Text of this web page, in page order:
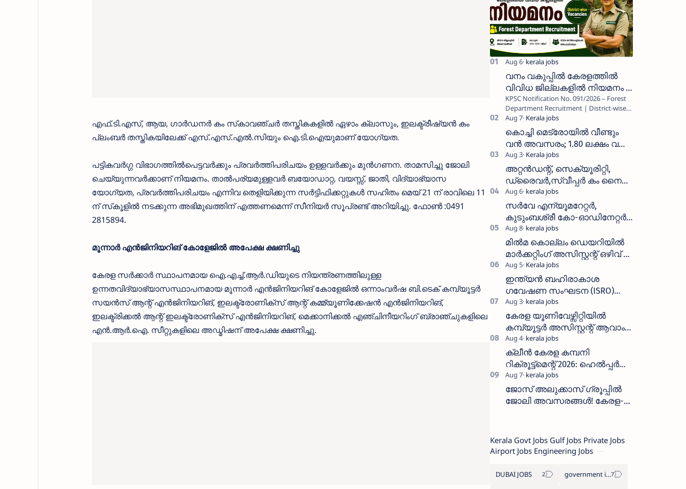
എഫ്.ടി.എസ്, ആയ, ഗാര്‍ഡനര്‍ കം സ്‌കാവഞ്ചര്‍ തസ്തികകളില്‍ ഏഴാം ക്ലാസും, ഇലക്ട്രീഷ്യന്‍ കം
പ്ലംബര്‍ തസ്തികയിലേക്ക് എസ്.എസ്.എല്‍.സിയും ഐ.ടി.ഐയുമാണ് യോഗ്യത.
പട്ടികവര്‍ഗ്ഗ വിഭാഗത്തില്‍പെട്ടവര്‍ക്കും പ്രവര്‍ത്തിപരിചയം ഉള്ളവര്‍ക്കും മുന്‍ഗണന. താമസിച്ചു ജോലി
ചെയ്യുന്നവര്‍ക്കാണ് നിയമനം. താല്‍പര്യമുള്ളവര്‍ ബയോഡാറ്റ, വയസ്സ്, ജാതി, വിദ്യാഭ്യാസ
യോഗ്യത, പ്രവര്‍ത്തിപരിചയം എന്നിവ തെളിയിക്കുന്ന സര്‍ട്ടിഫിക്കറ്റുകള്‍ സഹിതം മെയ് 21 ന് രാവിലെ 11
ന് സ്‌കൂളില്‍ നടക്കുന്ന അഭിമുഖത്തിന് എത്തണമെന്ന് സീനിയര്‍ സൂപ്രണ്ട് അറിയിച്ചു. ഫോണ്‍ :0491
2815894.
മൂന്നാർ എൻജിനിയറിങ് കോളേജിൽ അപേക്ഷ ക്ഷണിച്ചു
കേരള സർക്കാർ സ്ഥാപനമായ ഐ.എച്ച്.ആർ.ഡിയുടെ നിയന്ത്രണത്തിലുള്ള
ഉന്നതവിദ്യാഭ്യാസസ്ഥാപനമായ മൂന്നാർ എൻജിനിയറിങ് കോളേജിൽ ഒന്നാംവർഷ ബി.ടെക് കമ്പ്യൂട്ടർ
സയൻസ് ആന്റ് എൻജിനിയറിങ്, ഇലക്ട്രോണിക്‌സ് ആന്റ് കമ്മ്യൂണിക്കേഷൻ എൻജിനിയറിങ്,
ഇലക്ട്രിക്കൽ ആന്റ് ഇലക്ട്രോണിക്‌സ് എൻജിനിയറിങ്, മെക്കാനിക്കൽ എഞ്ചിനീയറിംഗ് ബ്രാഞ്ചുകളിലെ
എൻ.ആർ.ഐ. സീറ്റുകളിലെ അഡ്മിഷന് അപേക്ഷ ക്ഷണിച്ചു.
വനം വകുപ്പിൽ കേരളത്തിൽ
വിവിധ ജില്ലകളിൽ നിയമനം _
Forest Department Recruitment |
District-wise Vacancies
KPSC Notification No. 091/2026 – Forest
Department Recruitment | District-wise
Vacancies പത്തനംതിട്ട, ഇടുക്കി,
എറണാകുളം, തൃശൂർ, പാലക്കാട്…
കൊച്ചി മെട്രോയിൽ വീണ്ടും
വൻ അവസരം; 1.80 ലക്ഷം വരെ
ശമ്പളം വാങ്ങാം, യോഗ്യത
അറിയാം
അറ്റൻഡന്റ്, സെക്യൂരിറ്റി,
ഡ്രൈവർ,സ്വീപ്പർ കം നൈറ്റ്
വാച്ച്മാൻ തുടങ്ങി നിരവധി
ഒഴിവുകൾ
സർവേ എന്യൂമറേറ്റർ,
കുടുംബശ്രീ കോ-ഓഡിനേറ്റർ,
ആശ വർക്കർ ഒഴിവുകളിൽ
അപേക്ഷിക്കാം
മിൽമ കൊല്ലം ഡെയറിയിൽ
മാർക്കറ്റിംഗ് അസിസ്റ്റന്റ് ഒഴിവ് –
വാക്ക് ഇൻ ഇന്റർവ്യൂ ഓഗസ്റ്റ്
11-ന്
ഇന്ത്യൻ ബഹിരാകാശ
ഗവേഷണ സംഘടന (ISRO)
ICRB യിൽ ജോലി അവസരം
:ശമ്പളം 25, 500 രൂപ മുതൽ
കേരള യൂണിവേഴ്സിറ്റിയിൽ
കമ്പ്യൂട്ടർ അസിസ്റ്റന്റ് ആവാം
:അവസാന തീയതി: ഓഗസ്റ്റ് 5 ന്
ക്ലീൻ കേരള കമ്പനി
റിക്രൂട്ട്മെന്റ് 2026: ഹെൽപ്പർ
തസ്തികയിലേക്ക് ഓഗസ്റ്റ് 5-ന്
വാക്ക് ഇൻ ഇന്റർവ്യൂ
ജോസ് അലുക്കാസ് ഗ്രൂപ്പിൽ
ജോലി അവസരങ്ങൾ! കേരള-
റിക്രൂട്ട്മെന്റ്
Kerala Govt Jobs Gulf Jobs Private Jobs
Airport Jobs Engineering Jobs
DUBAI JOBS government information